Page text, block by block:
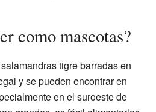
como mascotas?
tigre barradas en
y se pueden encontrar en
en el suroeste de